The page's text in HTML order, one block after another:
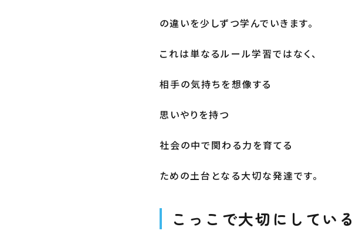
の違いを少しずつ学んでいきます。
これは単なるルール学習ではなく、
相手の気持ちを想像する
思いやりを持つ
社会の中で関わる力を育てる
ための土台となる大切な発達です。
こっこで大切にしている